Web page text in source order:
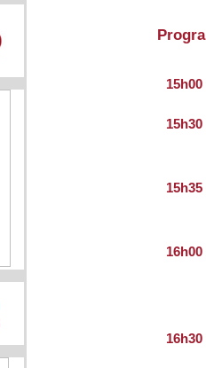
15h00
15h30
15h35
16h00
16h30